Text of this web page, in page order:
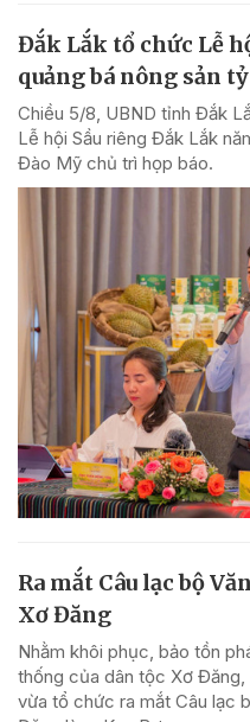
Đắk Lắk tổ chức Lễ
quảng bá nông sản tỷ
Chiều 5/8, UBND tỉnh Đắk
Lễ hội Sầu riêng Đắk Lắk
Đào Mỹ chủ trì họp báo.
Ra mắt Câu lạc bộ
Xơ Đăng
Nhằm khôi phục, bảo tồn
thống của dân tộc Xơ Đăng,
vừa tổ chức ra mắt Câu lạc